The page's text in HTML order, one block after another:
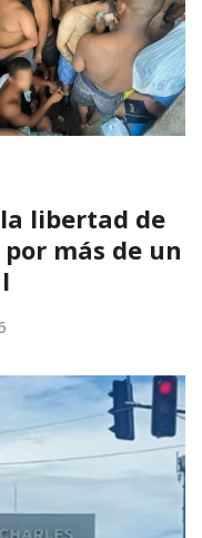
libertad de
más de un